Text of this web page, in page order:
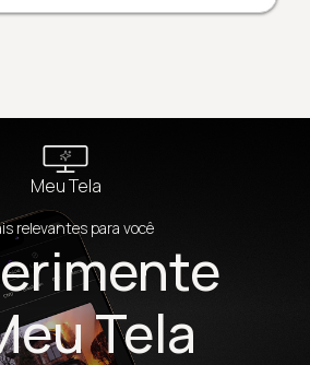
Meu Tela
relevantes para você
Tela